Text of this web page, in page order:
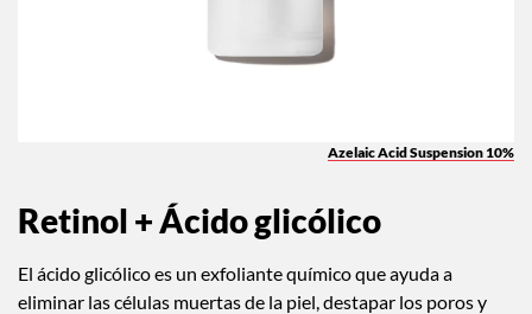
Azelaic Acid Suspension 10%
Retinol + Ácido glicólico
El ácido glicólico es un exfoliante químico que ayuda a
eliminar las células muertas de la piel, destapar los poros y